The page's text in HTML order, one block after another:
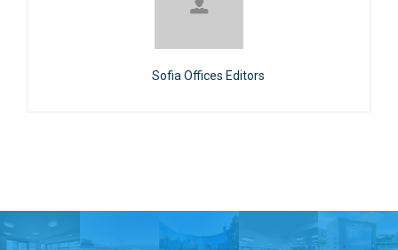
Sofia Offices Editors